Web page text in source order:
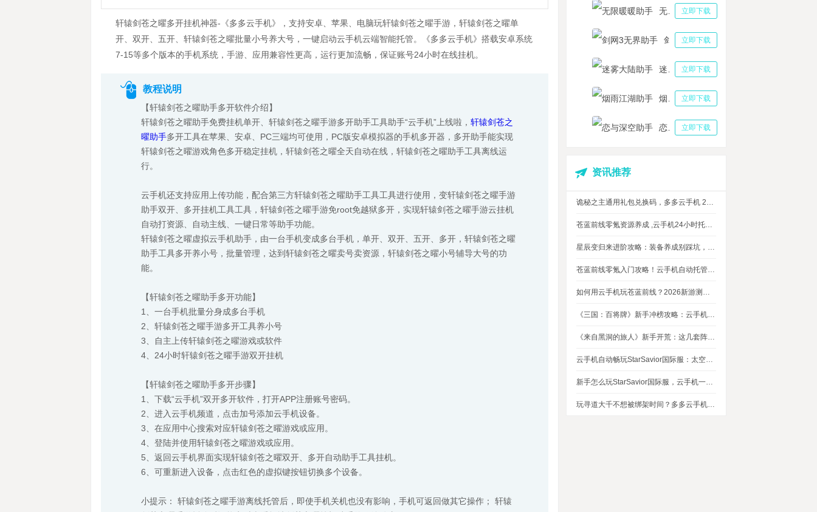
轩辕剑苍之曜多开挂机神器-《多多云手机》，支持安卓、苹果、电脑玩轩辕剑苍之曜手游，轩辕剑苍之曜单
开、双开、五开、轩辕剑苍之曜批量小号养大号，一键启动云手机云端智能托管。《多多云手机》搭载安卓系统
7-15等多个版本的手机系统，手游、应用兼容性更高，运行更加流畅，保证账号24小时在线挂机。
教程说明
【轩辕剑苍之曜助手多开软件介绍】
轩辕剑苍之曜助手免费挂机单开、轩辕剑苍之曜手游多开助手工具助手“云手机”上线啦， 轩辕剑苍之
曜助手多开工具在苹果、安卓、PC三端均可使用，PC版安卓模拟器的手机多开器，多开助手能实现
轩辕剑苍之曜游戏角色多开稳定挂机，轩辕剑苍之曜全天自动在线，轩辕剑苍之曜助手工具离线运
行。
云手机还支持应用上传功能，配合第三方轩辕剑苍之曜助手工具工具进行使用，变轩辕剑苍之曜手游
助手双开、多开挂机工具工具，轩辕剑苍之曜手游免root免越狱多开，实现轩辕剑苍之曜手游云挂机
自动打资源、自动主线、一键日常等助手功能。
轩辕剑苍之曜虚拟云手机助手，由一台手机变成多台手机，单开、双开、五开、多开，轩辕剑苍之曜
助手工具多开养小号，批量管理，达到轩辕剑苍之曜卖号卖资源，轩辕剑苍之曜小号辅导大号的功
能。
【轩辕剑苍之曜助手多开功能】
1、一台手机批量分身成多台手机
2、轩辕剑苍之曜手游多开工具养小号
3、自主上传轩辕剑苍之曜游戏或软件
4、24小时轩辕剑苍之曜手游双开挂机
【轩辕剑苍之曜助手多开步骤】
1、下载“云手机”双开多开软件，打开APP注册账号密码。
2、进入云手机频道，点击加号添加云手机设备。
3、在应用中心搜索对应轩辕剑苍之曜游戏或应用。
4、登陆并使用轩辕剑苍之曜游戏或应用。
5、返回云手机界面实现轩辕剑苍之曜双开、多开自动助手工具挂机。
6、可重新进入设备，点击红色的虚拟键按钮切换多个设备。
小提示： 轩辕剑苍之曜手游离线托管后，即使手机关机也没有影响，手机可返回做其它操作； 轩辕
立即下载
立即下载
立即下载
立即下载
立即下载
资讯推荐
诡秘之主通用礼包兑换码，多多云手机 24 小时挂机攻略
苍蓝前线零氪资源养成 ,云手机24小时托管，上班自动肝资源
星辰变归来进阶攻略：装备养成别踩坑，这几个技巧让你省下80%资源
苍蓝前线零氪入门攻略！云手机自动托管，24小时自动刷资源不掉队
如何用云手机玩苍蓝前线？2026新游测评，新手入坑玩法指南
《三国：百将牌》新手冲榜攻略：云手机多开挂机，轻松拿捏牌局优势
《来自黑洞的旅人》新手开荒：这几套阵容，实测好用
云手机自动畅玩StarSavior国际服：太空星战到底值不值得入坑
新手怎么玩StarSavior国际服，云手机一键搞定
玩寻道大千不想被绑架时间？多多云手机帮我自动挂机平衡游戏和生活